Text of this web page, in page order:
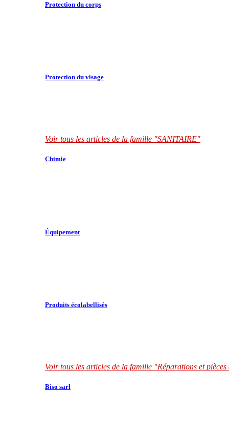
Protection du corps
Protection du visage
Voir tous les articles de la famille "SANITAIRE"
Chimie
Équipement
Produits écolabellisés
Voir tous les articles de la famille "Réparations et pièces
Biso sarl